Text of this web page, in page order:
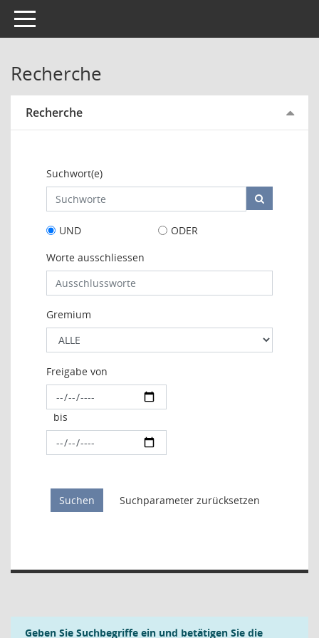
Toggle navigation
Recherche
Recherche
Suchwort(e)
UND
ODER
Worte ausschliessen
Gremium
Freigabe von
bis
Geben Sie Suchbegriffe ein und betätigen Sie die